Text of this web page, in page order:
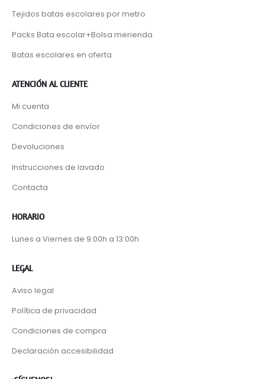
Tejidos batas escolares por metro
Packs Bata escolar+Bolsa merienda
Batas escolares en oferta
ATENCIÓN AL CLIENTE
Mi cuenta
Condiciones de envíor
Devoluciones
Instrucciones de lavado
Contacta
HORARIO
Lunes a Viernes de 9:00h a 13:00h
LEGAL
Aviso legal
Política de privacidad
Condiciones de compra
Declaración accesibilidad